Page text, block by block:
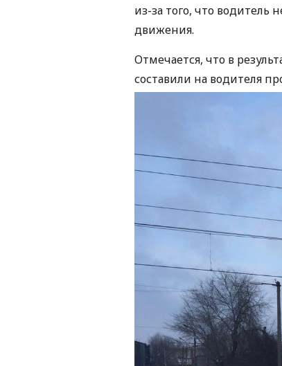
из-за того, что водитель
движения.
Отмечается, что в
составили на водителя